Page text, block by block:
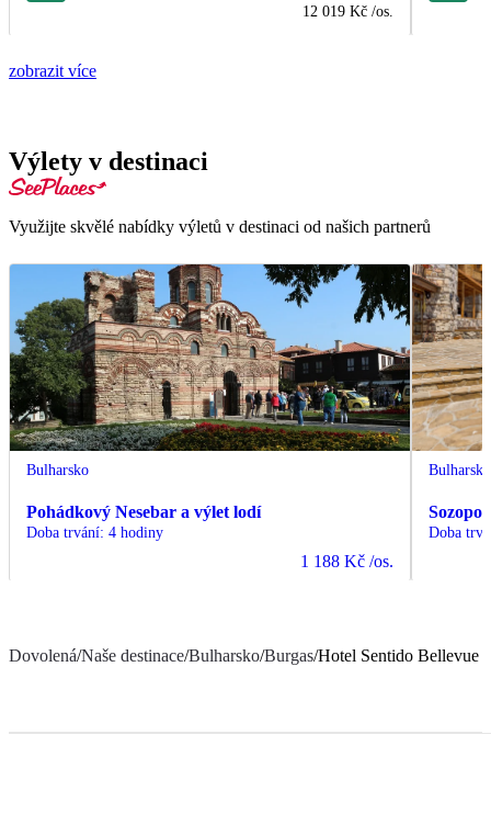
12 019 Kč /os.
zobrazit více
Výlety v destinaci
Využijte skvělé nabídky výletů v destinaci od našich partnerů
Bulharsko
Pohádkový Nesebar a výlet lodí
Doba trvání: 4 hodiny
1 188 Kč /os.
Bulharsko
Doba
Dovolená/Naše destinace/Bulharsko/Burgas/Hotel Sentido Bellevue